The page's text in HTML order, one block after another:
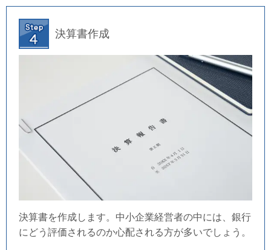
決算書作成
決算書を作成します。中小企業経営者の中には、銀行
にどう評価されるのか心配される方が多いでしょう。